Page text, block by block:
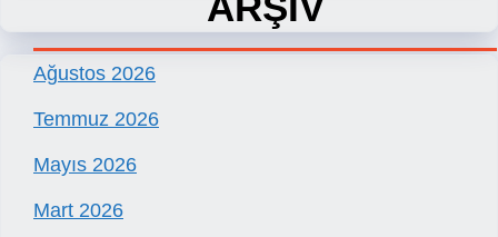
Ağustos 2026
Temmuz 2026
Mayıs 2026
Mart 2026